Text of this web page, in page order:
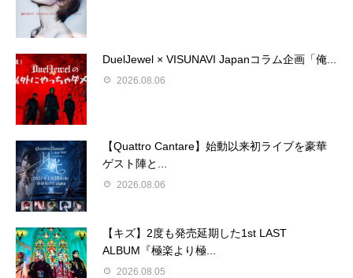
DuelJewel × VISUNAVI Japanコラム企画「俺...
2026.08.06
【Quattro Cantare】始動以来初ライブを豪華
ゲスト陣と...
2026.08.06
【キズ】2度も発売延期した1st LAST
ALBUM『極楽より極...
2026.08.05